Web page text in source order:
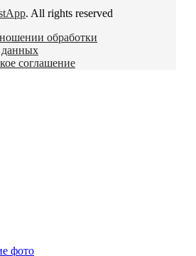
. All rights reserved
обработки
данных
соглашение
фото